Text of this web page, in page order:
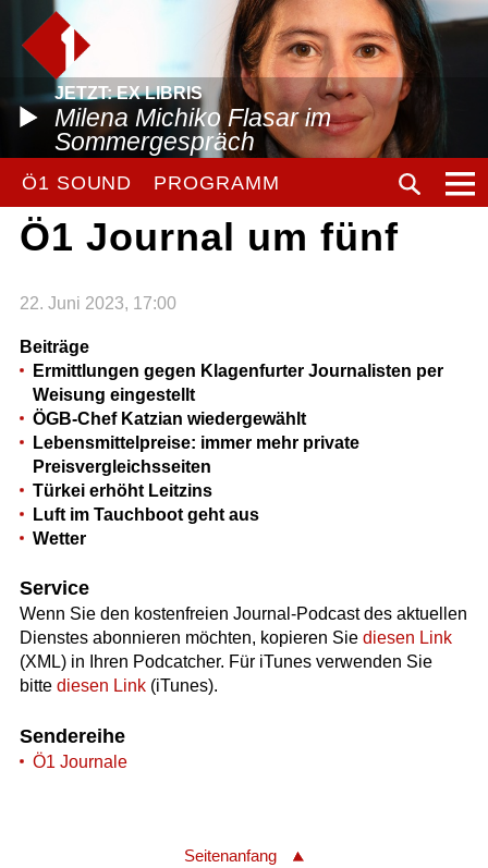
JETZT: EX LIBRIS
Milena Michiko Flasar im
Sommergespräch
Ö1 SOUND PROGRAMM
Ö1 Journal um fünf
22. Juni 2023, 17:00
Beiträge
Ermittlungen gegen Klagenfurter Journalisten per
Weisung eingestellt
ÖGB-Chef Katzian wiedergewählt
Lebensmittelpreise: immer mehr private
Preisvergleichsseiten
Türkei erhöht Leitzins
Luft im Tauchboot geht aus
Wetter
Service
Wenn Sie den kostenfreien Journal-Podcast des aktuellen
Dienstes abonnieren möchten, kopieren Sie diesen Link
(XML) in Ihren Podcatcher. Für iTunes verwenden Sie
bitte diesen Link(iTunes).
Sendereihe
Ö1 Journale
Seitenanfang